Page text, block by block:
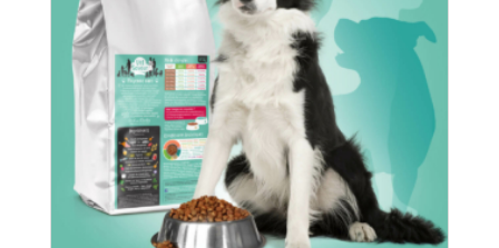
choisies
sur
la
page
du
produit